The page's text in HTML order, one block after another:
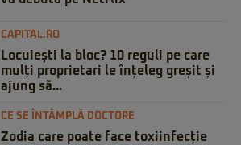
CAPITAL.RO
Locuiești la bloc? 10 reguli pe care
mulți proprietari le înțeleg greșit și
ajung să...
CE SE ÎNTÂMPLĂ DOCTORE
Zodia care poate face toxiinfecție